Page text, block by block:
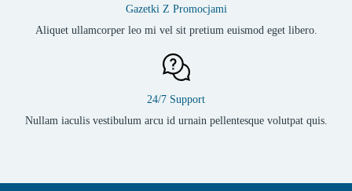
Gazetki Z Promocjami
Aliquet ullamcorper leo mi vel sit pretium euismod eget libero.
24/7 Support
Nullam iaculis vestibulum arcu id urnain pellentesque volutpat quis.